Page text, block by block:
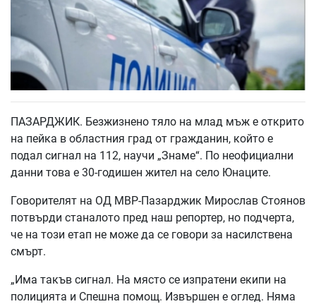
ПАЗАРДЖИК. Безжизнено тяло на млад мъж е открито
на пейка в областния град от гражданин, който е
подал сигнал на 112, научи „Знаме“. По неофициални
данни това е 30-годишен жител на село Юнаците.
Говорителят на ОД МВР-Пазарджик Мирослав Стоянов
потвърди станалото пред наш репортер, но подчерта,
че на този етап не може да се говори за насилствена
смърт.
„Има такъв сигнал. На място се изпратени екипи на
полицията и Спешна помощ. Извършен е оглед. Няма